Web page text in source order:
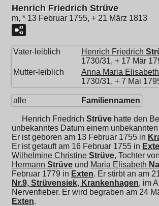
Henrich Friedrich Strüve
m, * 13 Februar 1755, + 21 März 1813
Vater-leiblich Henrich Friedrich
1730/31, + 17 Mär
Mutter-leiblich
Anna Maria Elisabeth
1730/31, + 7 Mai
alle Familiennamen
Henrich Friedrich Strüve hatte den
unbekanntes Datum einem unbekannten
Er ist geboren am 13 Februar 1755 in
Er ist getauft am 16 Februar 1755 in
Wilhelmine Christine Strüve, Tochter von
Hermann Strüve und Maria Elisabeth
Februar 1779 in Exten. Er stirbt an am
Nr.9, Strüvensiek, Krankenhagen, im
Nervenfieber. Er wird begraben am 24
Exten.